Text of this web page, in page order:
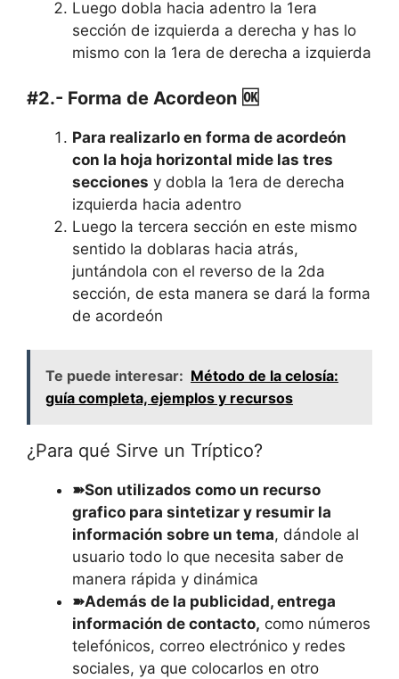
Luego dobla hacia adentro la 1era
sección de izquierda a derecha y has lo
mismo con la 1era de derecha a izquierda
#2.- Forma de Acordeon 🆗
Para realizarlo en forma de acordeón
con la hoja horizontal mide las tres
secciones y dobla la 1era de derecha
izquierda hacia adentro
Luego la tercera sección en este mismo
sentido la doblaras hacia atrás,
juntándola con el reverso de la 2da
sección, de esta manera se dará la forma
de acordeón
Te puede interesar: Método de la celosía:
guía completa, ejemplos y recursos
¿Para qué Sirve un Tríptico?
➽Son utilizados como un recurso
grafico para sintetizar y resumir la
información sobre un tema, dándole al
usuario todo lo que necesita saber de
manera rápida y dinámica
➽Además de la publicidad, entrega
información de contacto, como números
telefónicos, correo electrónico y redes
sociales, ya que colocarlos en otro